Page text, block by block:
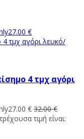
27.00 €
4 τμχ αγόρι
27.00 € 32.00€
τιμή είναι: